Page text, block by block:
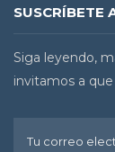
SUSCRÍBETE
Siga leyendo,
invitamos a